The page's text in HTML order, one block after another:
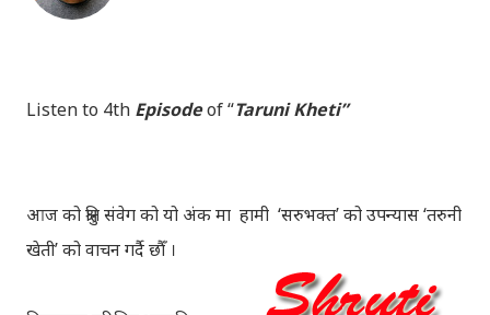
Listen to 4th Episodeof “Taruni Kheti”
आज को श्रुति संवेग को यो अंक मा हामी ‘सरुभक्त’ को उपन्यास ‘तरुनी
खेती’ को वाचन गर्दै छौँ ।